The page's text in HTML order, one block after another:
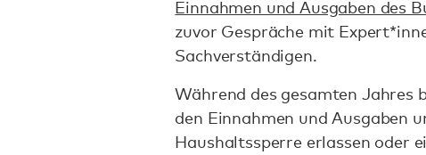
Einnahmen und Ausgaben des
zuvor Gespräche mit
Sachverständigen.
Während des gesamten Jahres
den Einnahmen und Ausgaben
Haushaltssperre erlassen oder